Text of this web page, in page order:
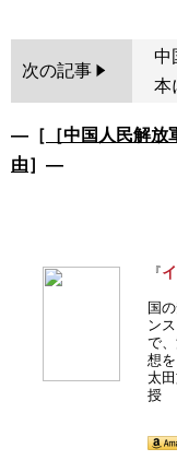
次の記事
中
本
―［ ［中国人民解
由］―
『
国
ン
で
想
太
授